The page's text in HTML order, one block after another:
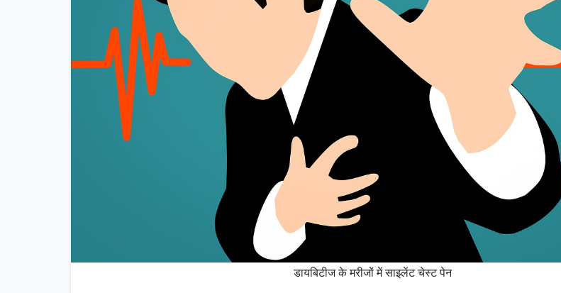
डायबिटीज के मरीजों में साइलेंट चेस्ट पेन